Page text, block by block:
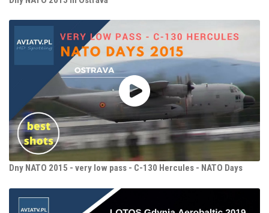
Dny NATO 2015 - very low pass - C-130 Hercules - NATO Days